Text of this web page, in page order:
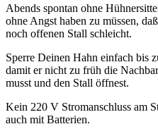
Abends spontan ohne
ohne Angst haben zu müssen,
noch offenen Stall schleicht.
Sperre Deinen Hahn einfach bis
damit er nicht zu früh die
musst und den Stall öffnest.
Kein 220 V Stromanschluss am
auch mit Batterien.